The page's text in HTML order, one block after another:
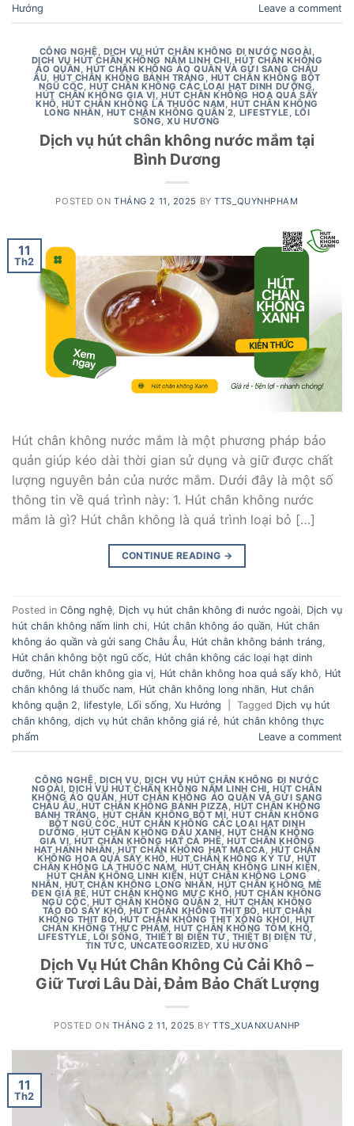
Hướng
Leave a comment
CÔNG NGHỆ, DỊCH VỤ HÚT CHÂN KHÔNG ĐI NƯỚC NGOÀI,
DỊCH VỤ HÚT CHÂN KHÔNG NẤM LINH CHI,HÚT CHÂN KHÔNG
ÁO QUẦN,HÚT CHÂN KHÔNG ÁO QUẦN VÀ GỬI SANG CHÂU
ÂU, HÚT CHÂN KHÔNG BÁNH TRÁNG , HÚT CHÂN KHÔNG BỘT
NGŨ CỐC,HÚT CHÂN KHÔNG CÁC LOẠI HẠT DINH DƯỠNG,
HÚT CHÂN KHÔNG GIA VỊ,HÚT CHÂN KHÔNG HOA QUẢ SẤY
KHÔ, HÚT CHÂN KHÔNG LÁ THUỐC NAM,HÚT CHÂN KHÔNG
LONG NHÃN, HUT CHÂN KHÔNG QUẬN 2, LIFESTYLE, LỐI
SỐNG,XU HƯỚNG
Dịch vụ hút chân không nước mắm tại
Bình Dương
POSTED ONTHÁNG 2 11, 2025 BYTTS_QUYNHPHAM
11
Th2
Hút chân không nước mắm là một phương pháp bảo
quản giúp kéo dài thời gian sử dụng và giữ được chất
lượng nguyên bản của nước mắm. Dưới đây là một số
thông tin về quá trình này: 1. Hút chân không nước
mắm là gì? Hút chân không là quá trình loại bỏ […]
CONTINUE READING →
Posted in Công nghệ Dịch vụ hút chân không đi nước ngoài Dịch vụ
hút chân không nấm linh chi Hút chân không áo quần Hút chân
không áo quần và gửi sang Châu Âu Hút chân không bánh tráng
Hút chân không bột ngũ cốc Hút chân không các loại hạt dinh
dưỡng
Hút chân không gia vị Hút chân không hoa quả sấy khô
Hút
chân không lá thuốc nam Hút chân không long nhãn Hut chân
không quận 2
lifestyle Lối sống Xu Hướng Tagged Dịch vụ hút
chân không dịch vụ hút chân không giá rẻ hút chân không thực
phẩm
Leave a comment
CÔNG NGHỆ, DỊCH VỤ, DỊCH VỤ HÚT CHÂN KHÔNG ĐI NƯỚC
NGOÀI,DỊCH VỤ HÚT CHÂN KHÔNG NẤM LINH CHI,HÚT CHÂN
KHÔNG ÁO QUẦN,HÚT CHÂN KHÔNG ÁO QUẦN VÀ GỬI SANG
CHÂU ÂU,HÚT CHÂN KHÔNG BÁNH PIZZA,HÚT CHÂN KHÔNG
BÁNH TRÁNG, HÚT CHÂN KHÔNG BỘT MÌ,HÚT CHÂN KHÔNG
BỘT NGŨ CỐC,HÚT CHÂN KHÔNG CÁC LOẠI HẠT DINH
DƯỠNG ,HÚT CHÂN KHÔNG ĐẬU XANH,HÚT CHÂN KHÔNG
GIA VỊ,HÚT CHÂN KHÔNG HẠT CÀ PHÊ,HÚT CHÂN KHÔNG
HẠT HẠNH NHÂN,HÚT CHÂN KHÔNG HẠT MACCA, HÚT CHÂN
KHÔNG HOA QUẢ SẤY KHÔ, HÚT CHÂN KHÔNG KỶ TỬ,HÚT
CHÂN KHÔNG LÁ THUỐC NAM, HÚT CHÂN KHÔNG LINH KIỆN,
HÚT CHÂN KHÔNG LINH KIỆN, HÚT CHÂN KHÔNG LONG
NHÃN, HÚT CHÂN KHÔNG LONG NHÃN,HÚT CHÂN KHÔNG MÈ
ĐEN GIÁ RẺ,HÚT CHÂN KHÔNG MỰC KHÔ, HÚT CHÂN KHÔNG
NGŨ CỐC, HUT CHÂN KHÔNG QUẬN 2, HÚT CHÂN KHÔNG
TÁO ĐỎ SẤY KHÔ, HÚT CHÂN KHÔNG THỊT BÒ, HÚT CHÂN
KHÔNG THỊT BÒ, HÚT CHÂN KHÔNG THỊT XÔNG KHÓI,HÚT
CHÂN KHÔNG THỰC PHẨM,HÚT CHÂN KHÔNG TÔM KHÔ,
LIFESTYLE, LỐI SỐNG, THIẾT BỊ ĐIỆN TỬ , THIẾT BỊ ĐIỆN TỬ ,
TIN TỨC, UNCATEGORIZED, XU HƯỚNG
Dịch Vụ Hút Chân Không Củ Cải Khô –
Giữ Tươi Lâu Dài, Đảm Bảo Chất Lượng
POSTED ON THÁNG 2 11, 2025 BY TTS_XUANXUANHP
11
Th2